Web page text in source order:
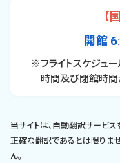
【
開館
※フライトスケジュ
時間及び閉館時間
当サイトは、自動翻訳サービ
正確な翻訳であるとは限りま
ん。